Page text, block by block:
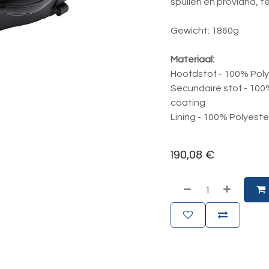
spullen en proviand,
Gewicht: 1860g
Materiaal:
Hoofdstof - 100%
Secundaire stof -
coating
Lining - 100%
190,08 €